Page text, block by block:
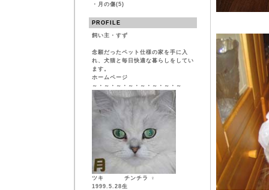
・ 月の傷(5)
PROFILE
飼い主・すず
念願だったペット仕様の家を手に入
れ、犬猫と毎日快適な暮らしをしてい
ます。
ホームページ
～・～・～・～・～・～・～・～
ツキ チンチラ ♀
1999.5.28生